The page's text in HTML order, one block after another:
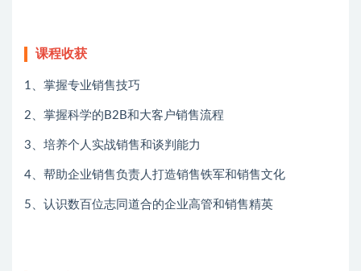
课程收获
1、掌握专业销售技巧
2、掌握科学的B2B和大客户销售流程
3、培养个人实战销售和谈判能力
4、帮助企业销售负责人打造销售铁军和销售文化
5、认识数百位志同道合的企业高管和销售精英